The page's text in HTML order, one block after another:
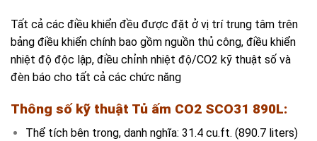
Tất cả các điều khiển đều được đặt ở vị trí trung tâm trên
bảng điều khiển chính bao gồm nguồn thủ công, điều khiển
nhiệt độ độc lập, điều chỉnh nhiệt độ/CO2 kỹ thuật số và
đèn báo cho tất cả các chức năng
Thông số kỹ thuật Tủ ấm CO2 SCO31 890L:
Thể tích bên trong, danh nghĩa: 31.4 cu.ft. (890.7 liters)